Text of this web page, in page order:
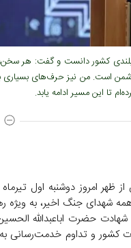
کشور دانست و گفت: هر
است. من نیز حرف‌های بسیاری
تا این مسیر ادامه یابد.
ظهر امروز دوشنبه اول تیرماه ۱۴۰۵،
شهدای جنگ اخیر، به ویژه
حضرت اباعبدالله
کشور و تداوم خدمت‌رسانی